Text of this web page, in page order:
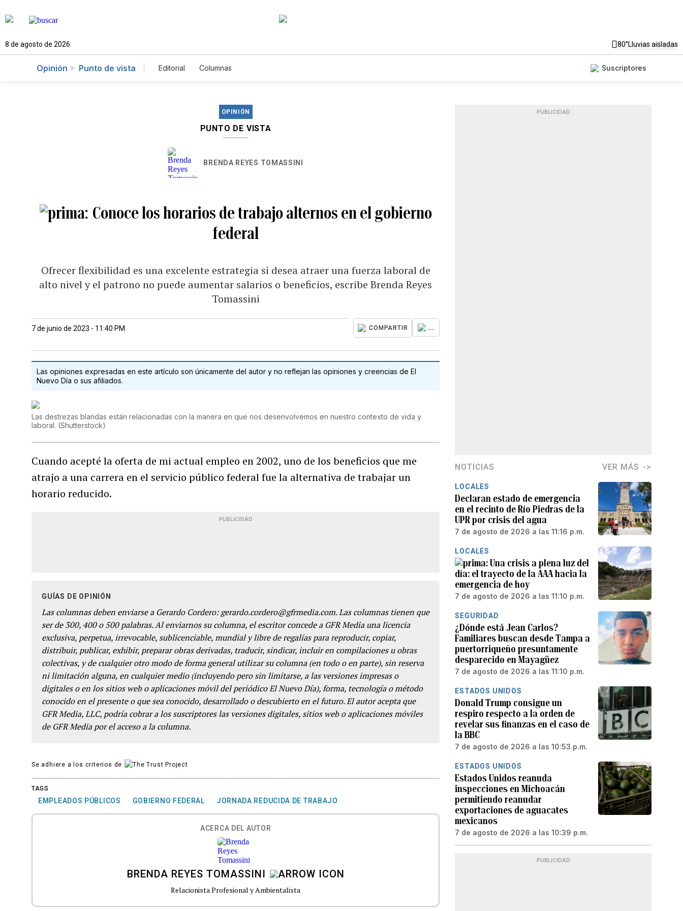
8 de agosto de 2026 80°Lluvias aisladas
Opinión Punto de vista Editorial Columnas Suscriptores
OPINIÓN
PUNTO DE VISTA
BRENDA REYES TOMASSINI
Conoce los horarios de trabajo alternos en el gobierno
federal
Ofrecer flexibilidad es una excelente estrategia si desea atraer una fuerza laboral de
alto nivel y el patrono no puede aumentar salarios o beneficios, escribe Brenda Reyes
Tomassini
7 de junio de 2023 - 11:40 PM COMPARTIR ...
Las opiniones expresadas en este artículo son únicamente del autor y no reflejan las opiniones y creencias de El
Nuevo Día o sus afiliados.
Las destrezas blandas están relacionadas con la manera en que nos desenvolvemos en nuestro contexto de vida y
laboral. (Shutterstock)
Cuando acepté la oferta de mi actual empleo en 2002, uno de los beneficios que me
atrajo a una carrera en el servicio público federal fue la alternativa de trabajar un
horario reducido.
PUBLICIDAD
GUÍAS DE OPINIÓN
Las columnas deben enviarse a Gerardo Cordero: gerardo.cordero@gfrmedia.com. Las columnas tienen que
ser de 300, 400 o 500 palabras. Al enviarnos su columna, el escritor concede a GFR Media una licencia
exclusiva, perpetua, irrevocable, sublicenciable, mundial y libre de regalías para reproducir, copiar,
distribuir, publicar, exhibir, preparar obras derivadas, traducir, sindicar, incluir en compilaciones u obras
colectivas, y de cualquier otro modo de forma general utilizar su columna (en todo o en parte), sin reserva
ni limitación alguna, en cualquier medio (incluyendo pero sin limitarse, a las versiones impresas o
digitales o en los sitios web o aplicaciones móvil del periódico El Nuevo Día), forma, tecnología o método
conocido en el presente o que sea conocido, desarrollado o descubierto en el futuro. El autor acepta que
GFR Media, LLC, podría cobrar a los suscriptores las versiones digitales, sitios web o aplicaciones móviles
de GFR Media por el acceso a la columna.
Se adhiere a los criterios de
TAGS
EMPLEADOS PÚBLICOS GOBIERNO FEDERAL JORNADA REDUCIDA DE TRABAJO
ACERCA DEL AUTOR
BRENDA REYES TOMASSINI
Relacionista Profesional y Ambientalista
PUBLICIDAD
NOTICIAS VER MÁS
LOCALES
Declaran estado de emergencia
en el recinto de Río Piedras de la
UPR por crisis del agua
7 de agosto de 2026 a las 11:16 p.m.
LOCALES
Una crisis a plena luz del
día: el trayecto de la AAA hacia la
emergencia de hoy
7 de agosto de 2026 a las 11:10 p.m.
SEGURIDAD
¿Dónde está Jean Carlos?
Familiares buscan desde Tampa a
puertorriqueño presuntamente
desparecido en Mayagüez
7 de agosto de 2026 a las 11:10 p.m.
ESTADOS UNIDOS
Donald Trump consigue un
respiro respecto a la orden de
revelar sus finanzas en el caso de
la BBC
7 de agosto de 2026 a las 10:53 p.m.
ESTADOS UNIDOS
Estados Unidos reanuda
inspecciones en Michoacán
permitiendo reanudar
exportaciones de aguacates
mexicanos
7 de agosto de 2026 a las 10:39 p.m.
PUBLICIDAD